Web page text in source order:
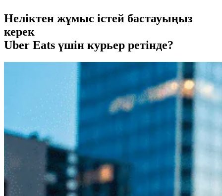
Неліктен жұмыс істей бастауыңыз
керек
Uber Eats үшін курьер ретінде?